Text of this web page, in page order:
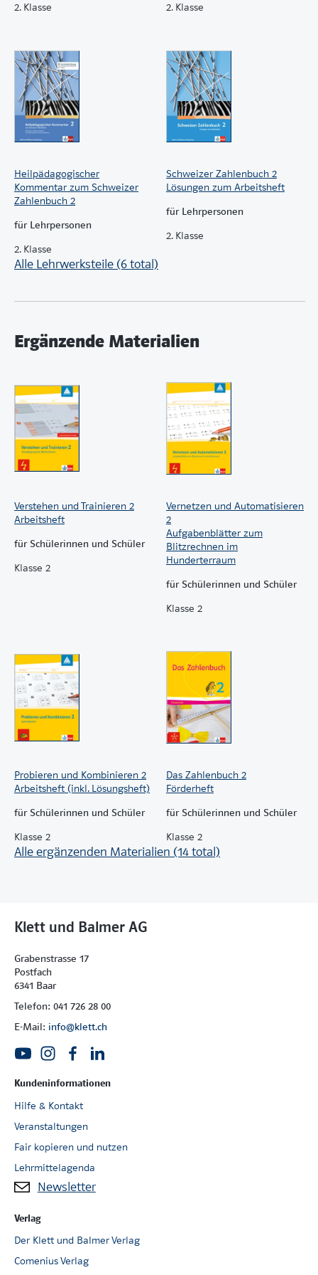
Arbeitsblätter zum Rechentraining mit Lösungen
Veränderbare Lernzielkontrollen (summativ) mit
Lösungen
Lernberichte
Lösungen zum Schulbuch
Denkschule
Folgenkurs
2. Klasse
2. Klasse
Heilpädagogischer
Kommentar zum Schweizer
Zahlenbuch 2
für Lehrpersonen
2. Klasse
Schweizer Zahlenbuch 2
Lösungen zum Arbeitsheft
für Lehrpersonen
2. Klasse
Alle Lehrwerksteile (6 total)
Ergänzende Materialien
Verstehen und Trainieren 2
Arbeitsheft
für Schülerinnen und Schüler
Klasse 2
Vernetzen und Automatisieren
2
Aufgabenblätter zum
Blitzrechnen im
Hunderterraum
für Schülerinnen und Schüler
Klasse 2
Probieren und Kombinieren 2
Arbeitsheft (inkl. Lösungsheft)
für Schülerinnen und Schüler
Klasse 2
Das Zahlenbuch 2
Förderheft
für Schülerinnen und Schüler
Klasse 2
Alle ergänzenden Materialien (14 total)
Klett und Balmer AG
Grabenstrasse 17
Postfach
6341 Baar
Telefon: 041 726 28 00
E-Mail: info@klett.ch
Kundeninformationen
Hilfe & Kontakt
Veranstaltungen
Fair kopieren und nutzen
Lehrmittelagenda
Newsletter
Verlag
Der Klett und Balmer Verlag
Comenius Verlag